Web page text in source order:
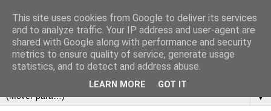
▼
This site uses cookies from Google to deliver its services
and to analyze traffic. Your IP address and user-agent are
shared with Google along with performance and security
metrics to ensure quality of service, generate usage
statistics, and to detect and address abuse.
LEARN MORE GOT IT